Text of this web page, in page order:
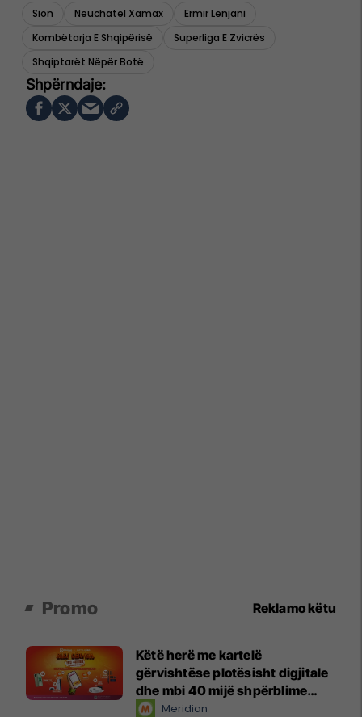
Sion Neuchatel Xamax
Ermir Lenjani
Kombëtarja E Shqipërisë
Superliga E Zvicrës
Shqiptarët Nëpër Botë
Promo Reklamo këtu
Këtë herë me kartelë
gërvishtëse plotësisht digjitale
dhe mbi 40 mijë shpërblime
instant!Meridian